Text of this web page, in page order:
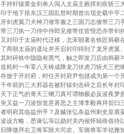
手持轩辕黄金剑单人闯入太庙主殿挥剑疾斩三
印于地下搭东汉三国乱世时期曾出现史载中平
牙剑虎翼刀犬神刀傕常服之三国刀志傕带三刀
带三刀执一刀侍中侍郎见傕带仗皆惶恐亦带剑
又封印于太庙时代迁移，北宋朝著名铁匠韩蕲
了商朝太庙的遗址并开启封印得到了龙牙虎翼
其时碎铁中隐隐有黑气，触之即发刀后由韩蕲
造耗时一年零八天铸成降龙刀伏虎刀斩犬三把
存放于开封府，时任开封府尹包拯成为第一个
千年前的三大邪器在被轩辕剑击碎之后长年封
天下正气的青天三铡刀真可谓物极必反浚夜梦
臾又益一刀浚惊觉意甚恶之主簿李毅再拜贺曰
者明府其临益州乎？及贼张弘杀益州刺史皇甫
浚设方略，悉诛弘等以勋封关内侯怀辑殊俗待
归降徵拜右卫将军除大司农。车骑将军羊祜雅